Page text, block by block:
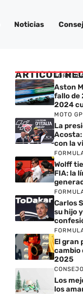
Noticias
ARTICOLI
Aston
fallo de
2024
MOTO GP
La
Acosta:
con la
Wolff
FIA: la
Carlos
su hijo
El gran
cambio
2025
Los
los